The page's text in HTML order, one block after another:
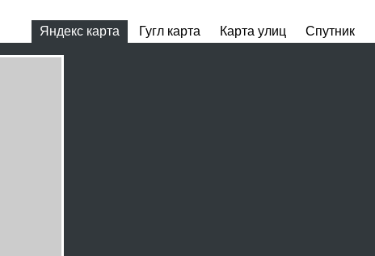
Яндекс карта Гугл карта Карта улиц Спутник